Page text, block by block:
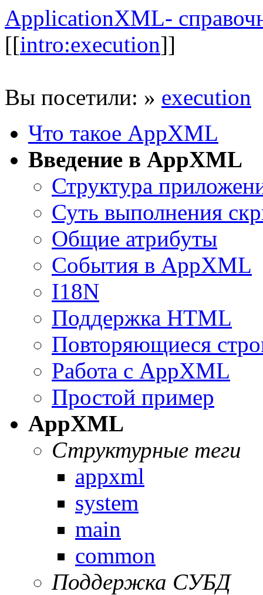
ApplicationXML-
[[intro:execution]]
Вы посетили: » execution
Что такое AppXML
Введение в AppXML
Структура
Суть выполнения
Общие атрибуты
События в AppXML
I18N
Поддержка HTML
Повторяющиеся
Работа с AppXML
Простой пример
AppXML
Структурные теги
appxml
system
main
common
Поддержка СУБД